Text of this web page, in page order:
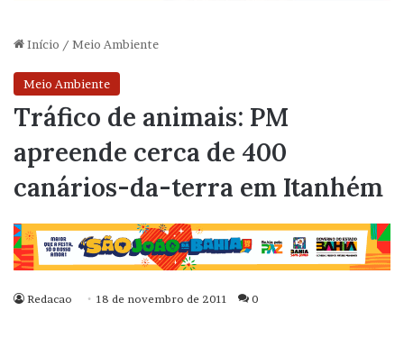
Início / Meio Ambiente
Meio Ambiente
Tráfico de animais: PM
apreende cerca de 400
canários-da-terra em Itanhém
Redacao 18 de novembro de 2011 0